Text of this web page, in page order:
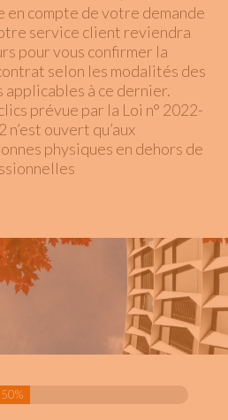
en compte de votre demande
service client reviendra
pour vous confirmer la
selon les modalités des
à ce dernier.
prévue par la Loi n° 2022-
ouvert qu’aux
physiques en dehors de
50%